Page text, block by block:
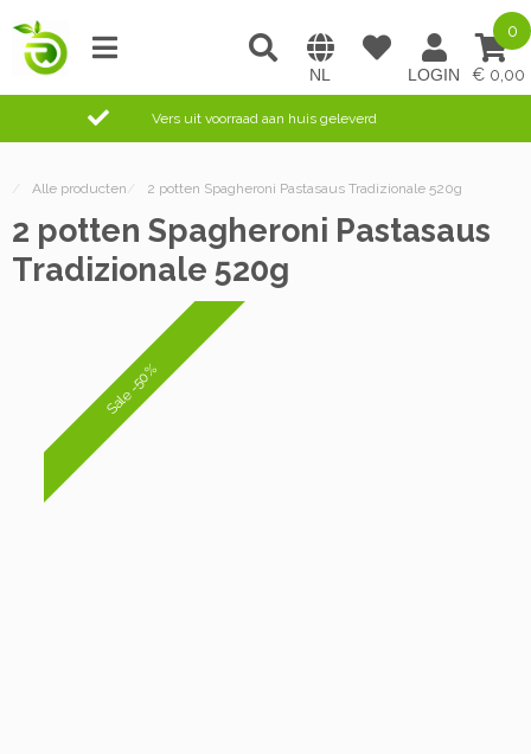
0,00
0
Vers uit voorraad aan huis geleverd
/ Alle producten / 2 potten Spagheroni Pastasaus Tradizionale 520g
2 potten Spagheroni Pastasaus
Tradizionale 520g
Sale -50%